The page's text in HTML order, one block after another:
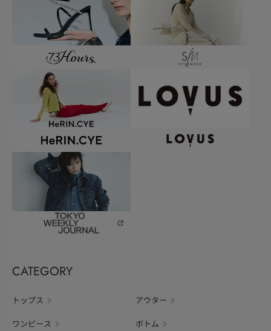
CATEGORY
トップス アウター
ワンピース ボトム